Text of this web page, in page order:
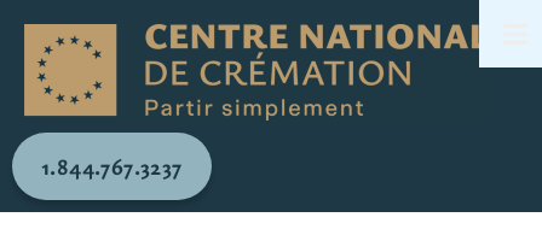
1.844.767.3237